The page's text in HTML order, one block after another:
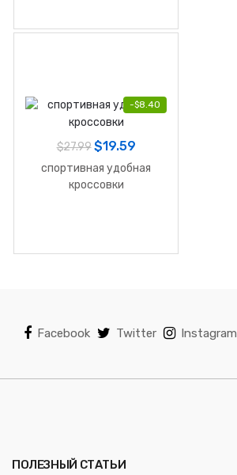
-$8.40
$27.99 $19.59
спортивная удобная
кроссовки
Facebook Twitter Instagram
ПОЛЕЗНЫЙ СТАТЬИ